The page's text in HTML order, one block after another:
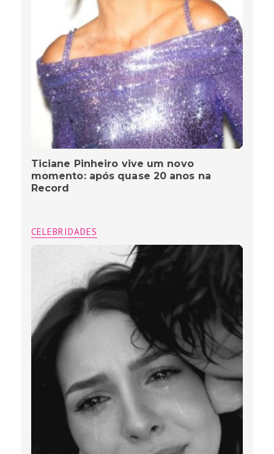
Ticiane Pinheiro vive um novo
momento: após quase 20 anos na
Record
CELEBRIDADES